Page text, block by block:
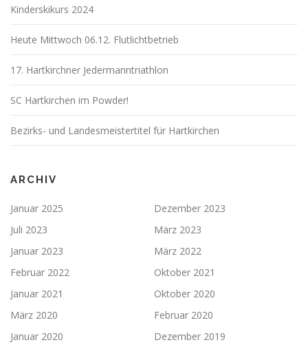
Kinderskikurs 2024
Heute Mittwoch 06.12. Flutlichtbetrieb
17. Hartkirchner Jedermanntriathlon
SC Hartkirchen im Powder!
Bezirks- und Landesmeistertitel für Hartkirchen
ARCHIV
Januar 2025
Dezember 2023
Juli 2023
März 2023
Januar 2023
März 2022
Februar 2022
Oktober 2021
Januar 2021
Oktober 2020
März 2020
Februar 2020
Januar 2020
Dezember 2019